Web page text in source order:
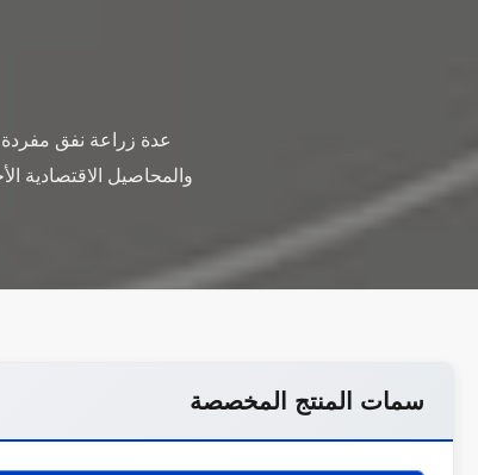
عدة زراعة نفق
والمحاصيل الاقتصادية
سمات المنتج المخصصة